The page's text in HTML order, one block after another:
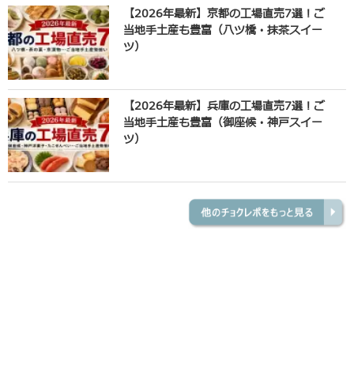
【2026年最新】京都の工場直売7選！ご
当地手土産も豊富（八ツ橋・抹茶スイー
ツ）
【2026年最新】兵庫の工場直売7選！ご
当地手土産も豊富（御座候・神戸スイー
ツ）